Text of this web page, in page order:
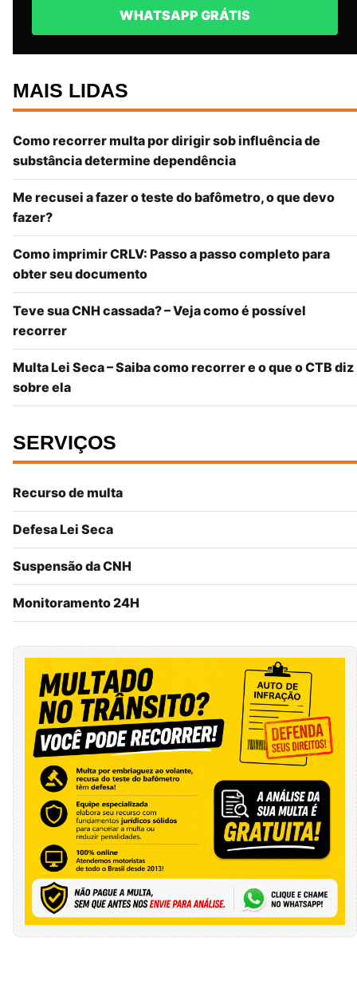
WHATSAPP GRÁTIS
MAIS LIDAS
Como recorrer multa por dirigir sob influência de
substância determine dependência
Me recusei a fazer o teste do bafômetro, o que devo
fazer?
Como imprimir CRLV: Passo a passo completo para
obter seu documento
Teve sua CNH cassada? – Veja como é possível
recorrer
Multa Lei Seca – Saiba como recorrer e o que o CTB diz
sobre ela
SERVIÇOS
Recurso de multa
Defesa Lei Seca
Suspensão da CNH
Monitoramento 24H